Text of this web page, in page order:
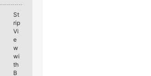
St
rip
Vi
e
w
wi
th
B